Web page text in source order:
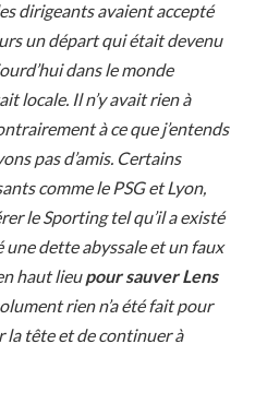
dirigeants avaient accepté
un départ qui était devenu
dans le monde
locale. Il n’y avait rien à
à ce que j’entends
pas d’amis. Certains
comme le PSG et Lyon,
le Sporting tel qu’il a existé
une dette abyssale et un faux
haut lieupour sauver Lens
rien n’a été fait pour
la tête et de continuer à